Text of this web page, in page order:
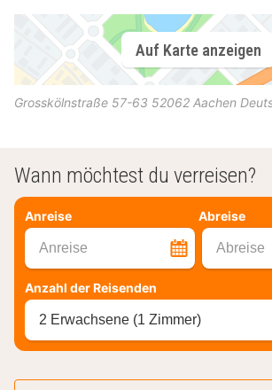
Auf Karte anzeigen
Grosskölnstraße 57-63 52062 Aachen
Wann möchtest du verreisen?
Anreise Abreise
Anreise Abreise
Anzahl der Reisenden
2 Erwachsene (1 Zimmer)